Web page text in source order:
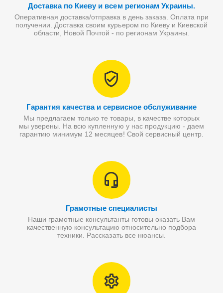
Доставка по Киеву и всем регионам Украины.
Оперативная доставка/отправка в день заказа. Оплата при
получении. Доставка своим курьером по Киеву и Киевской
области, Новой Почтой - по регионам Украины.
Гарантия качества и сервисное обслуживание
Мы предлагаем только те товары, в качестве которых
мы уверены. На всю купленную у нас продукцию - даем
гарантию минимум 12 месяцев! Свой сервисный центр.
Грамотные специалисты
Наши грамотные консультанты готовы оказать Вам
качественную консультацию относительно подбора
техники. Рассказать все нюансы.